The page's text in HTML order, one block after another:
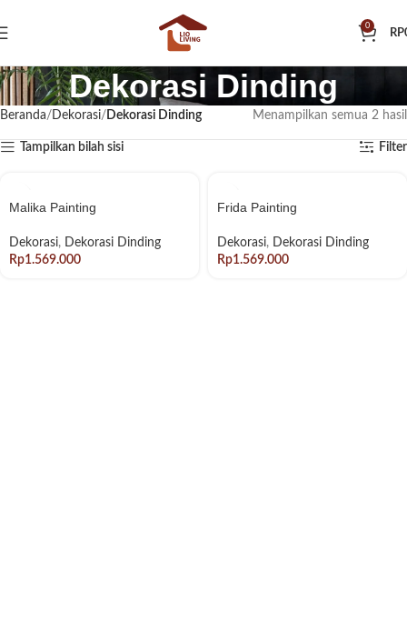
0
RP
Dekorasi Dinding
Beranda Dekorasi Dekorasi Dinding Menampilkan semua 2 hasil
Tampilkan bilah sisi Filter
Malika Painting
Dekorasi, Dekorasi Dinding
Rp
Frida Painting
Dekorasi, Dekorasi Dinding
Rp